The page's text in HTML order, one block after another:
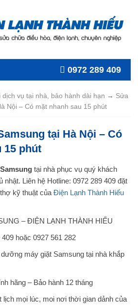
0972 289 409
vụ tại nhà, bảo hành dài hạn → Sửa
Nội – Có mặt nhanh sau 15 phút
tại Hà Nội – Có
15 phút
tại nhà phục vụ quý khách
nhật. Liên hệ Hotline: 0972 289 409 đặt
kỹ thuật của Điện Lạnh Thành Hiếu
– ĐIỆN LẠNH THÀNH HIẾU
hoặc 0927 561 282
máy giặt Samsung tại nhà khắp
hãng – Bảo hành 12 tháng
lịch mọi lúc, moi nơi thời gian dảnh của